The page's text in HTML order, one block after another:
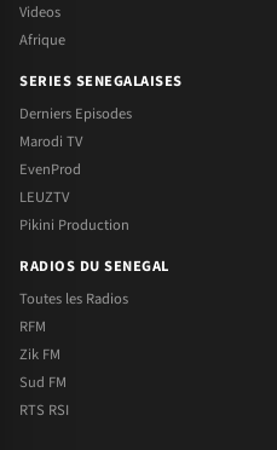
Videos
Afrique
SERIES SENEGALAISES
Derniers Episodes
Marodi TV
EvenProd
LEUZTV
Pikini Production
RADIOS DU SENEGAL
Toutes les Radios
RFM
Zik FM
Sud FM
RTS RSI